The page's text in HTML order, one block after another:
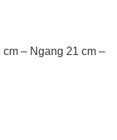
cm – Ngang 21 cm –